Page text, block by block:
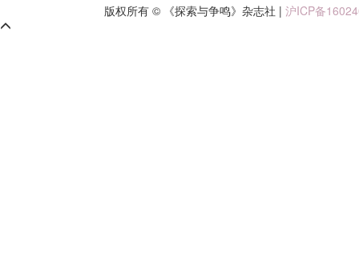
版权所有 © 《探索与争鸣》杂志社 | 沪ICP备